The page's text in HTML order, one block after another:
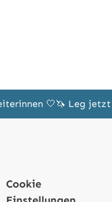
🤍🦄 Leg
Cookie